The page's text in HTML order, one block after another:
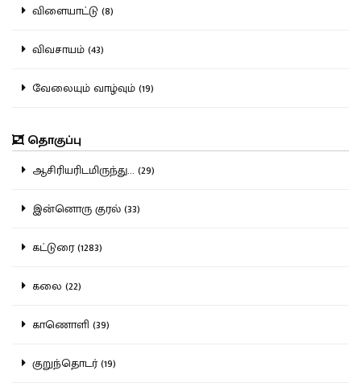
விளையாட்டு (8)
விவசாயம் (43)
வேலையும் வாழ்வும் (19)
தொகுப்பு
ஆசிரியரிடமிருந்து... (29)
இன்னொரு குரல் (33)
கட்டுரை (1283)
கலை (22)
காணொளி (39)
குறுந்தொடர் (19)